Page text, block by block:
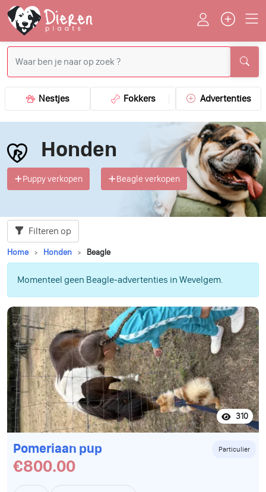
Nestjes Fokkers Advertenties
Honden
Puppy verkopen Beagle verkopen
Filteren op
Home Honden Beagle
Momenteel geen Beagle-advertenties in Wevelgem.
310
Pomeriaan pup Particulier
€800.00